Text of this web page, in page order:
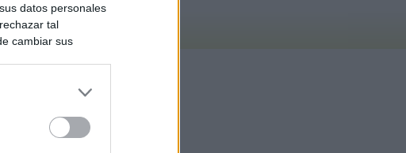
datos personales
tal
cambiar sus